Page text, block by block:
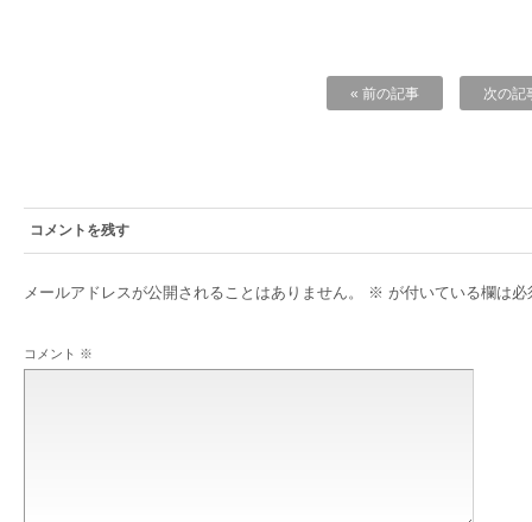
« 前の記事 次の記
コメントを残す
メールアドレスが公開されることはありません。 ※ が付いている欄は必
コメント ※